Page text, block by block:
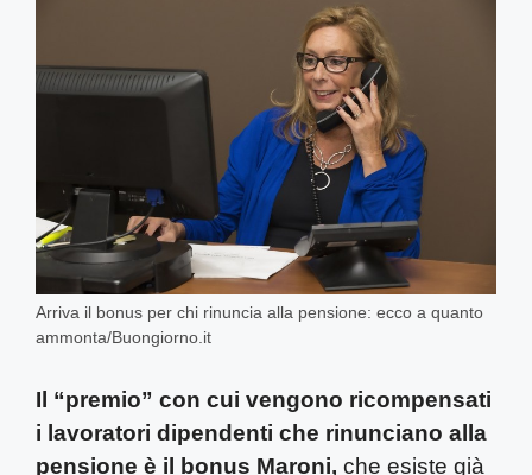
Arriva il bonus per chi rinuncia alla pensione: ecco a quanto
ammonta/Buongiorno.it
Il “premio” con cui vengono ricompensati
i lavoratori dipendenti che rinunciano alla
pensione è il bonus Maroni, che esiste già